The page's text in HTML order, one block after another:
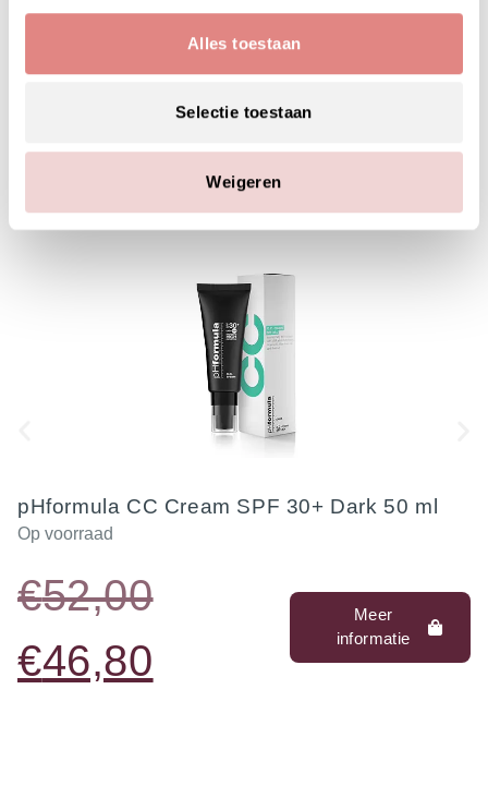
Alles toestaan
Selectie toestaan
Weigeren
MAAK JE SKINCARE ROUTINE
COMPLEET MET:
pHformula CC Cream SPF 30+ Dark 50 ml
Op voorraad
€52,00
€46,80
Meer
informatie